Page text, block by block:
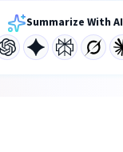
Summarize With AI